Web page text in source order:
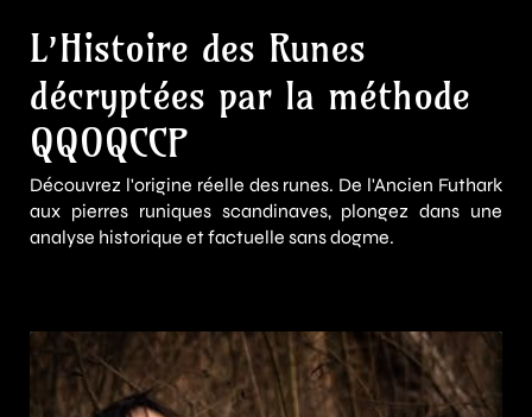
L’Histoire des Runes
décryptées par la méthode
QQOQCCP
Découvrez l'origine réelle des runes. De l'Ancien Futhark
aux pierres runiques scandinaves, plongez dans une
analyse historique et factuelle sans dogme.